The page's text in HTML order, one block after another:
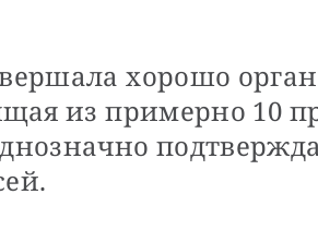
хорошо
из примерно 10